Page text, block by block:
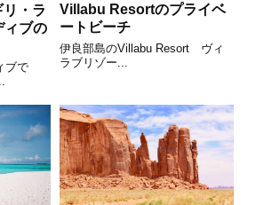
・ラ
ィブの
ブで
Villabu Resortのプライベ
ートビーチ
伊良部島のVillabu Resort ヴィ
ラブリゾー...